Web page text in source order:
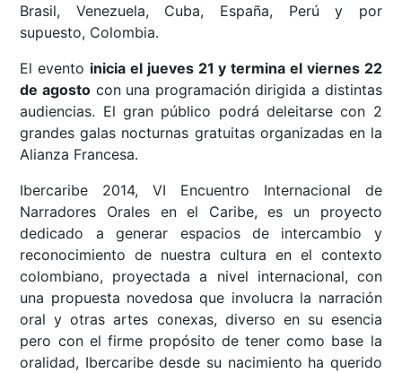
Brasil, Venezuela, Cuba, España, Perú y por
supuesto, Colombia.
El evento inicia el jueves 21 y termina el viernes 22
de agosto con una programación dirigida a distintas
audiencias. El gran público podrá deleitarse con 2
grandes galas nocturnas gratuitas organizadas en la
Alianza Francesa.
Ibercaribe 2014, VI Encuentro Internacional de
Narradores Orales en el Caribe, es un proyecto
dedicado a generar espacios de intercambio y
reconocimiento de nuestra cultura en el contexto
colombiano, proyectada a nivel internacional, con
una propuesta novedosa que involucra la narración
oral y otras artes conexas, diverso en su esencia
pero con el firme propósito de tener como base la
oralidad, Ibercaribe desde su nacimiento ha querido